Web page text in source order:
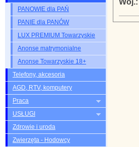
PANOWIE dla PAŃ
PANIE dla PANÓW
LUX PREMIUM Towarzyskie
Anonse matrymonialne
Anonse Towarzyskie 18+
Telefony, akcesoria
AGD, RTV, komputery
Praca
USŁUGI
Zdrowie i uroda
Zwierzęta - Hodowcy
Woj.: